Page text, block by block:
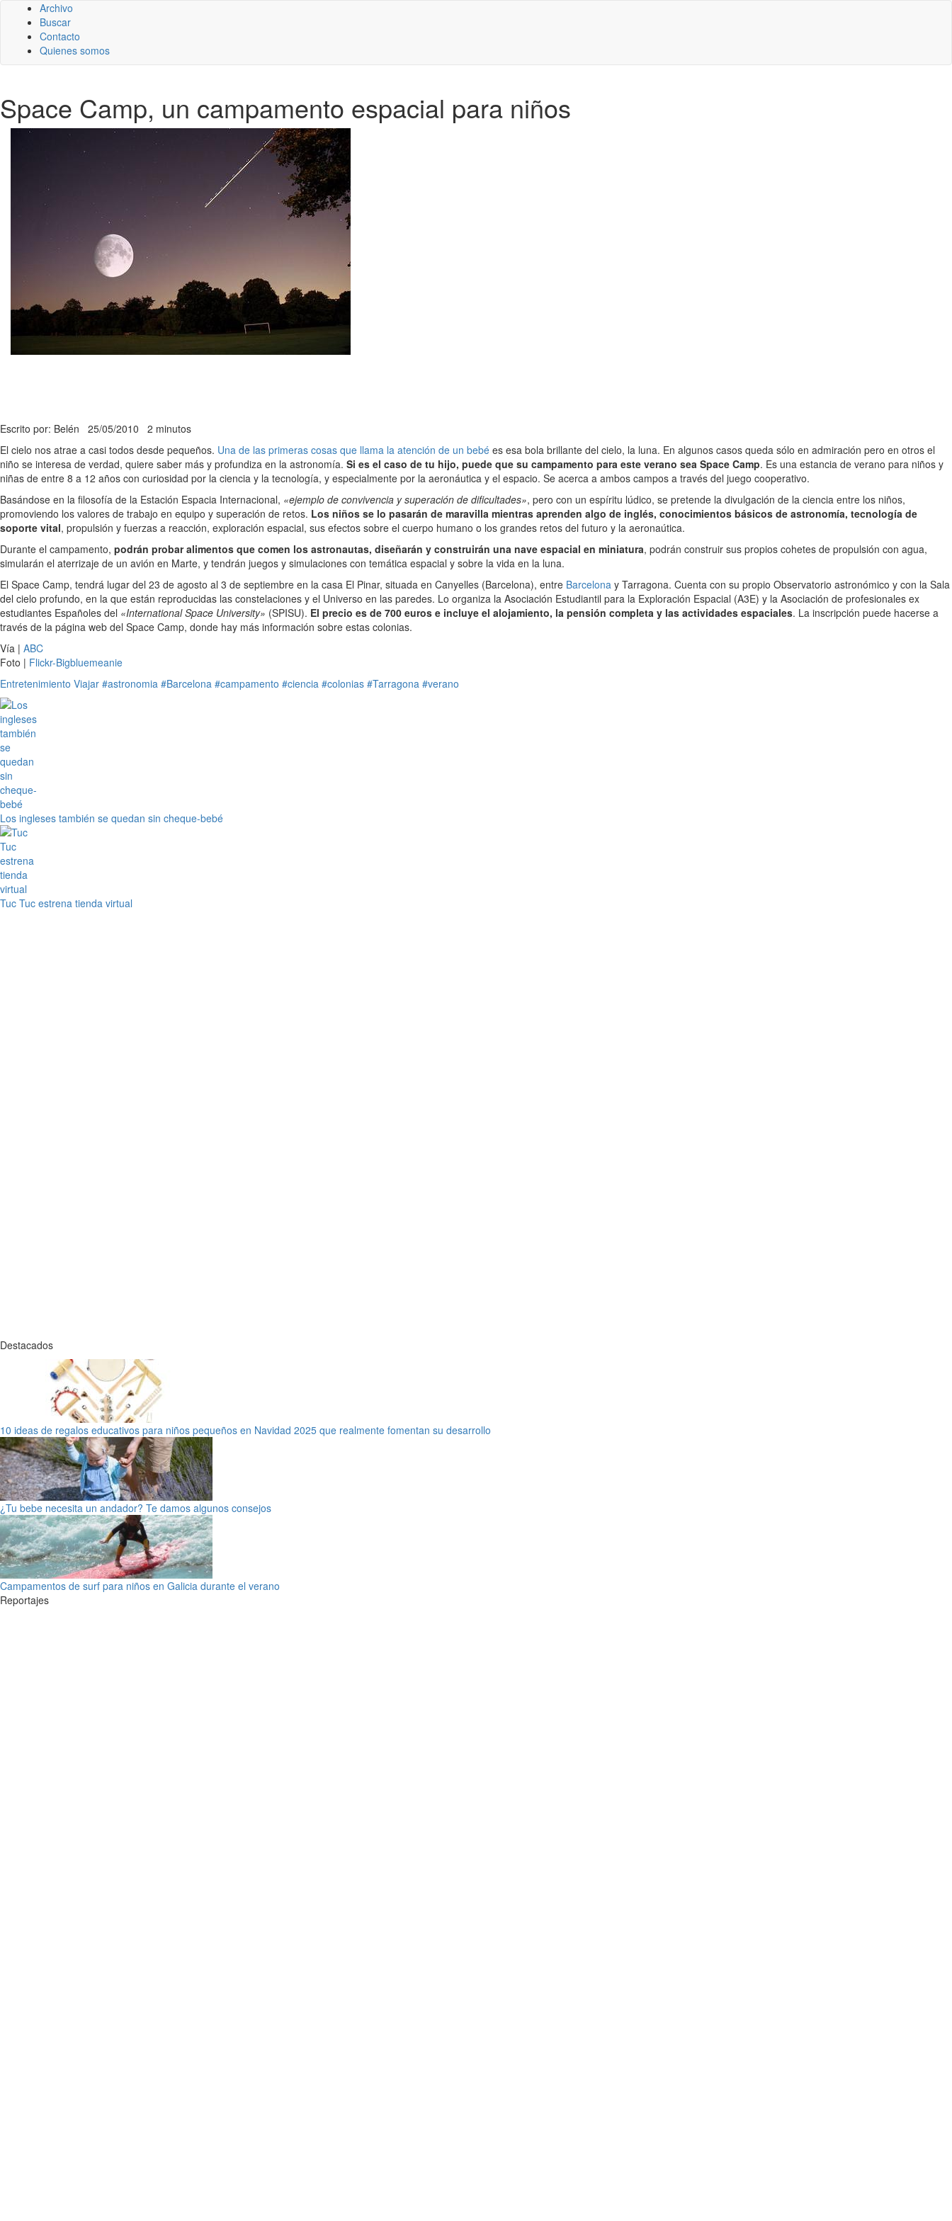
Archivo
Buscar
Contacto
Quienes somos
Space Camp, un campamento espacial para niños
Escrito por: Belén 25/05/2010 2 minutos
El cielo nos atrae a casi todos desde pequeños. Una de las primeras cosas que llama la atención de un bebé es esa bola brillante del cielo, la luna. En algunos casos queda sólo en admiración pero en otros el
niño se interesa de verdad, quiere saber más y profundiza en la astronomía. Si es el caso de tu hijo, puede que su campamento para este verano sea Space Camp. Es una estancia de verano para niños y
niñas de entre 8 a 12 años con curiosidad por la ciencia y la tecnología, y especialmente por la aeronáutica y el espacio. Se acerca a ambos campos a través del juego cooperativo.
Basándose en la filosofía de la Estación Espacia Internacional, «ejemplo de convivencia y superación de dificultades», pero con un espíritu lúdico, se pretende la divulgación de la ciencia entre los niños,
promoviendo los valores de trabajo en equipo y superación de retos. Los niños se lo pasarán de maravilla mientras aprenden algo de inglés, conocimientos básicos de astronomía, tecnología de
soporte vital, propulsión y fuerzas a reacción, exploración espacial, sus efectos sobre el cuerpo humano o los grandes retos del futuro y la aeronaútica.
Durante el campamento, podrán probar alimentos que comen los astronautas, diseñarán y construirán una nave espacial en miniatura, podrán construir sus propios cohetes de propulsión con agua,
simularán el aterrizaje de un avión en Marte, y tendrán juegos y simulaciones con temática espacial y sobre la vida en la luna.
El Space Camp, tendrá lugar del 23 de agosto al 3 de septiembre en la casa El Pinar, situada en Canyelles (Barcelona), entre Barcelona y Tarragona. Cuenta con su propio Observatorio astronómico y con la Sala
del cielo profundo, en la que están reproducidas las constelaciones y el Universo en las paredes. Lo organiza la Asociación Estudiantil para la Exploración Espacial (A3E) y la Asociación de profesionales ex
estudiantes Españoles del «International Space University» (SPISU). El precio es de 700 euros e incluye el alojamiento, la pensión completa y las actividades espaciales. La inscripción puede hacerse a
través de la página web del Space Camp, donde hay más información sobre estas colonias.
Vía | ABC
Foto | Flickr-Bigbluemeanie
Entretenimiento Viajar #astronomia #Barcelona #campamento #ciencia #colonias #Tarragona #verano
Los ingleses también se quedan sin cheque-bebé
Tuc Tuc estrena tienda virtual
Destacados
10 ideas de regalos educativos para niños pequeños en Navidad 2025 que realmente fomentan su desarrollo
¿Tu bebe necesita un andador? Te damos algunos consejos
Campamentos de surf para niños en Galicia durante el verano
Reportajes